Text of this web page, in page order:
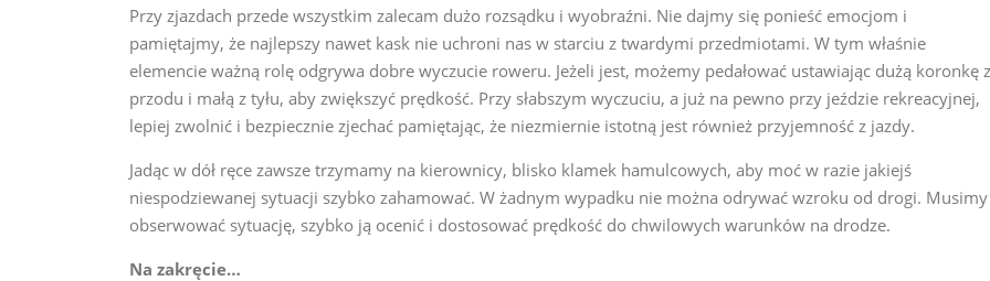
Przy zjazdach przede wszystkim zalecam dużo rozsądku i wyobraźni. Nie dajmy się ponieść emocjom i
pamiętajmy, że najlepszy nawet kask nie uchroni nas w starciu z twardymi przedmiotami. W tym właśnie
elemencie ważną rolę odgrywa dobre wyczucie roweru. Jeżeli jest, możemy pedałować ustawiając dużą koronkę z
przodu i małą z tyłu, aby zwiększyć prędkość. Przy słabszym wyczuciu, a już na pewno przy jeździe rekreacyjnej,
lepiej zwolnić i bezpiecznie zjechać pamiętając, że niezmiernie istotną jest również przyjemność z jazdy.
Jadąc w dół ręce zawsze trzymamy na kierownicy, blisko klamek hamulcowych, aby moć w razie jakiejś
niespodziewanej sytuacji szybko zahamować. W żadnym wypadku nie można odrywać wzroku od drogi. Musimy
obserwować sytuację, szybko ją ocenić i dostosować prędkość do chwilowych warunków na drodze.
Na zakręcie…